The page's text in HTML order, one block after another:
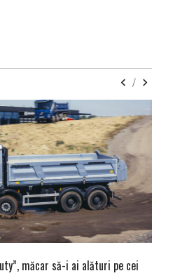
/
măcar să-i ai alături pe cei